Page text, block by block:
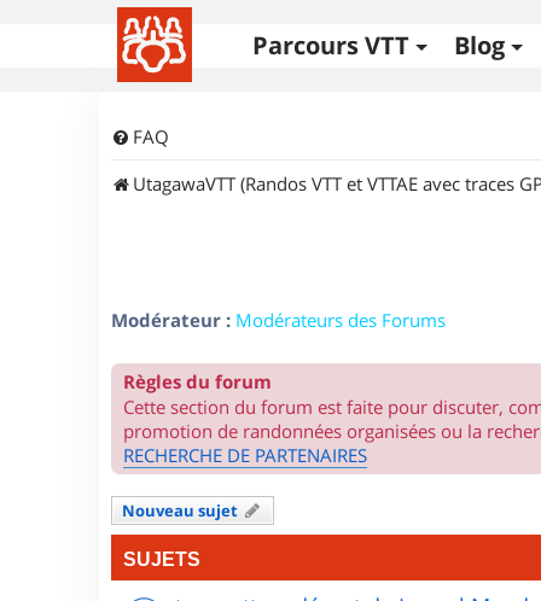
Parcours VTT Blog
FAQ
UtagawaVTT (Randos VTT et VTTAE avec traces
Modérateur : Modérateurs des Forums
Règles du forum
Cette section du forum est faite pour discuter,
promotion de randonnées organisées ou la
RECHERCHE DE PARTENAIRES
Nouveau sujet
SUJETS